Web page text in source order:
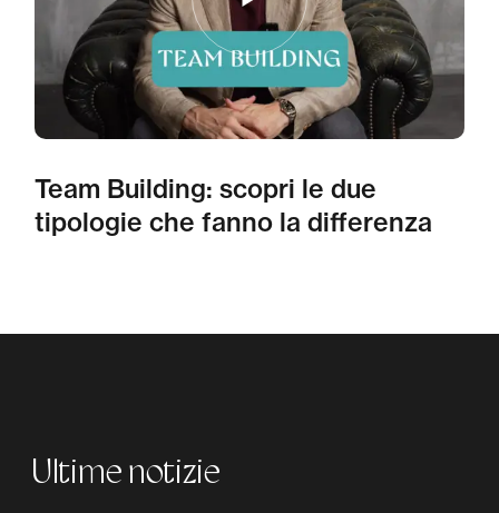
Team Building: scopri le due
tipologie che fanno la differenza
Ultime notizie